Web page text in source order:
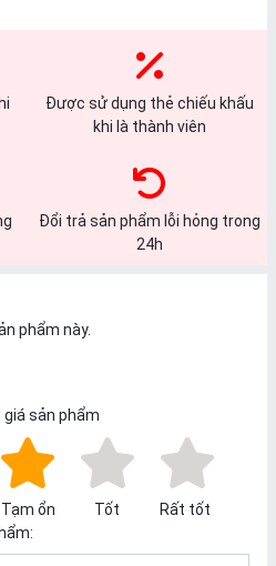
Được sử dụng thẻ chiếu khấu
khi là thành viên
Đổi trả sản phẩm lỗi hỏng trong
24h
phẩm này.
giá sản phẩm
Tạm ổn Tốt
Rất tốt